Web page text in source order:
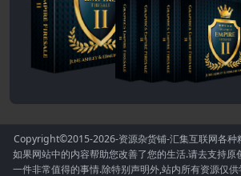
Copyright©2015-2026-资源杂货铺-汇集互联网各
如果网站中的内容帮助您改善了您的生活.请去支持原
一件非常值得的事情.除特别声明外,站内所有资源仅